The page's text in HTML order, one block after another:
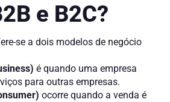
e B2C?
se a dois modelos de negócio
é quando uma empresa
para outras empresas.
ocorre quando a venda é